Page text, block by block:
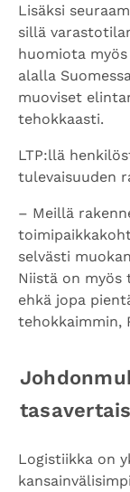
Lisäksi
sillä
huomiota
alalla
muoviset
tehokkaasti.
LTP:llä
tulevaisuuden
– Meillä
selvästi
Niistä on
ehkä jopa
tehokkaimmin,
Logistiikka on